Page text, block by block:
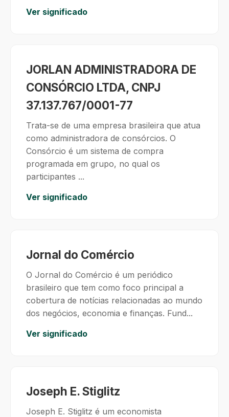
Ver significado
JORLAN ADMINISTRADORA DE
CONSÓRCIO LTDA, CNPJ
37.137.767/0001-77
Trata-se de uma empresa brasileira que atua
como administradora de consórcios. O
Consórcio é um sistema de compra
programada em grupo, no qual os
participantes ...
Ver significado
Jornal do Comércio
O Jornal do Comércio é um periódico
brasileiro que tem como foco principal a
cobertura de notícias relacionadas ao mundo
dos negócios, economia e finanças. Fund...
Ver significado
Joseph E. Stiglitz
Joseph E. Stiglitz é um economista